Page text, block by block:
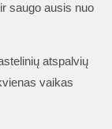
saugo ausis nuo
atspalvių
vaikas